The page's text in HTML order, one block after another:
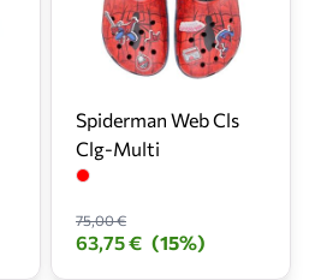
Spiderman Web Cls
Clg-Multi
75,00 €
63,75 € (15%)